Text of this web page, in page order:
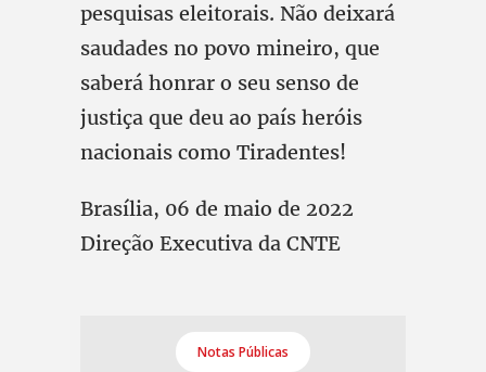
pesquisas eleitorais. Não deixará
saudades no povo mineiro, que
saberá honrar o seu senso de
justiça que deu ao país heróis
nacionais como Tiradentes!
Brasília, 06 de maio de 2022
Direção Executiva da CNTE
Notas Públicas